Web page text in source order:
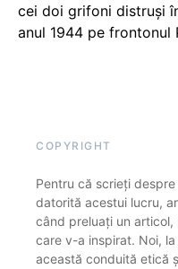
cei doi grifoni distruși
anul 1944 pe frontonul
COPYRIGHT
Pentru că scrieți
datorită acestui lucru,
când preluați un
care v-a inspirat. Noi,
această conduită etică